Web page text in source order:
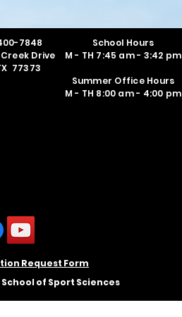
7848
Drive
77373
School Hours
M - TH 7:45 am - 3:42 pm
Summer Office Hours
M - TH 8:00 am - 4:00 pm
Request Form
of Sport Sciences